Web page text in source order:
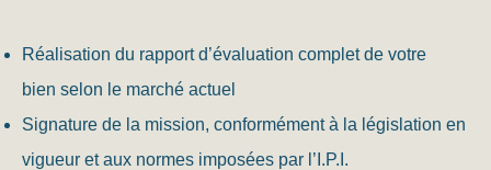
Réalisation du rapport d’évaluation complet de votre
bien selon le marché actuel
Signature de la mission, conformément à la législation en
vigueur et aux normes imposées par l’I.P.I.